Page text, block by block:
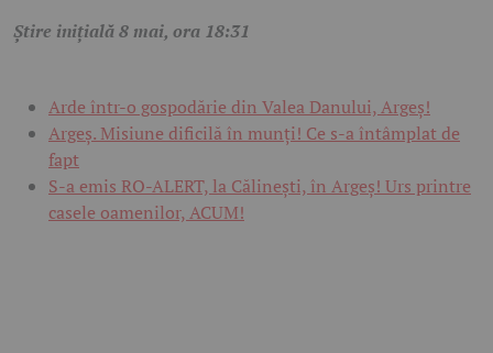
Știre inițială 8 mai, ora 18:31
Arde într-o gospodărie din Valea Danului, Argeș!
Argeș. Misiune dificilă în munți! Ce s-a întâmplat de
fapt
S-a emis RO-ALERT, la Călinești, în Argeș! Urs printre
casele oamenilor, ACUM!